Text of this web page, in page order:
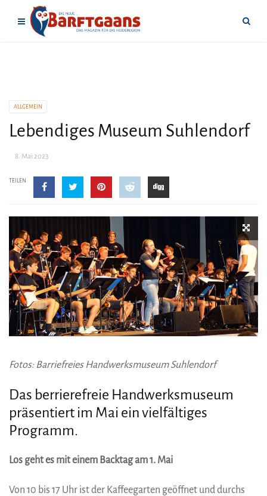
ALLGEMEIN
Lebendiges Museum Suhlendorf
8. Mai 2023
TEILEN
Fotos: Barriefreies Handwerksmuseum Suhlendorf
Das berrierefreie Handwerksmuseum
präsentiert im Mai ein vielfältiges
Programm.
Los geht es mit einem Backtag am 1. Mai
Von 10 bis 17 Uhr ist der Kaffeegarten geöffnet und durchs